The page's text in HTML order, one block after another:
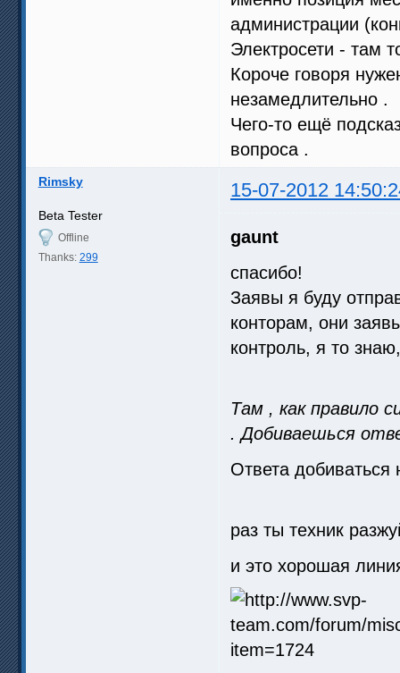
администрации
Электросети - там
Короче говоря
незамедлительно .
Чего-то ещё
вопроса .
Rimsky 15-07-2012
Beta Tester
Offline
Thanks: 299
gaunt
спасибо!
Заявы я буду
конторам, они
контроль, я то
Там , как правило
. Добиваешься
Ответа добиваться
раз ты техник
и это хорошая